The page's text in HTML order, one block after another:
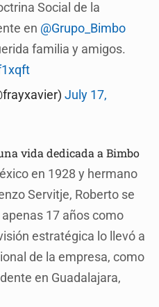
Social de la
en @Grupo_Bimbo
familia y amigos.
July 17,
vida dedicada a Bimbo
en 1928 y hermano
Servitje, Roberto se
17 años como
estratégica lo llevó a
de la empresa, como
en Guadalajara,